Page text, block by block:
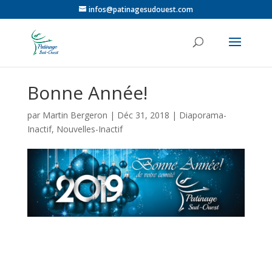
infos@patinagesudouest.com
Bonne Année!
par Martin Bergeron | Déc 31, 2018 | Diaporama-
Inactif, Nouvelles-Inactif